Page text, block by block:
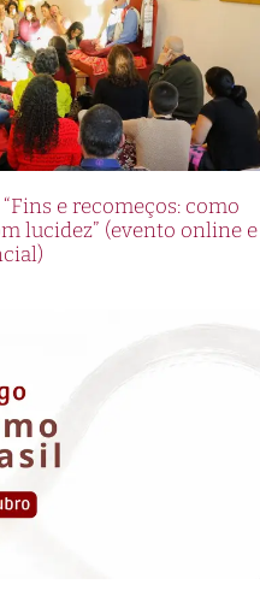
e recomeços: como
lucidez” (evento online e